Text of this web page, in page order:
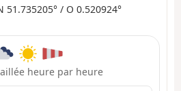
51.735205° / O 0.520924°
heure par heure